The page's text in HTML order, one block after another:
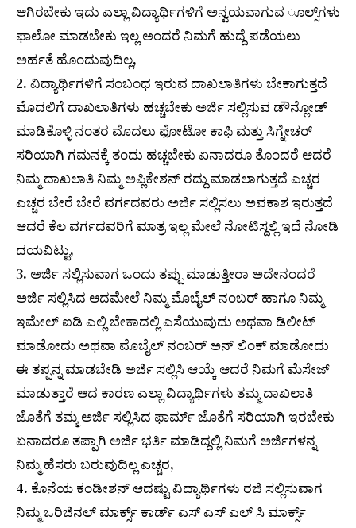
ಆಗಿರಬೇಕು ಇದು ಎಲ್ಲಾ ವಿದ್ಯಾರ್ಥಿಗಳಿಗೆ ಅನ್ವಯವಾಗುವ ೂಲ್ಸ್‌ಗಳು
ಫಾಲೋ ಮಾಡಬೇಕು ಇಲ್ಲ ಅಂದರೆ ನಿಮಗೆ ಹುದ್ದೆ ಪಡೆಯಲು
ಅರ್ಹತೆ ಹೊಂದುವುದಿಲ್ಲ,
2. ವಿದ್ಯಾರ್ಥಿಗಳಿಗೆ ಸಂಬಂಧ ಇರುವ ದಾಖಲಾತಿಗಳು ಬೇಕಾಗುತ್ತದೆ
ಮೊದಲಿಗೆ ದಾಖಲಾತಿಗಳು ಹಚ್ಚಬೇಕು ಅರ್ಜಿ ಸಲ್ಲಿಸುವ ಡೌನ್ಲೋಡ್
ಮಾಡಿಕೊಳ್ಳಿ ನಂತರ ಮೊದಲು ಫೋಟೋ ಕಾಫಿ ಮತ್ತು ಸಿಗ್ನೇಚರ್
ಸರಿಯಾಗಿ ಗಮನಕ್ಕೆ ತಂದು ಹಚ್ಚಬೇಕು ಏನಾದರೂ ತೊಂದರೆ ಆದರೆ
ನಿಮ್ಮ ದಾಖಲಾತಿ ನಿಮ್ಮ ಅಪ್ಲಿಕೇಶನ್ ರದ್ದು ಮಾಡಲಾಗುತ್ತದೆ ಎಚ್ಚರ
ಎಚ್ಚರ ಬೇರೆ ಬೇರೆ ವರ್ಗದವರು ಅರ್ಜಿ ಸಲ್ಲಿಸಲು ಅವಕಾಶ ಇರುತ್ತದೆ
ಆದರೆ ಕೆಲ ವರ್ಗದವರಿಗೆ ಮಾತ್ರ ಇಲ್ಲ ಮೇಲೆ ನೋಟಿಸ್ದಲ್ಲಿ ಇದೆ ನೋಡಿ
ದಯವಿಟ್ಟು,
3. ಅರ್ಜಿ ಸಲ್ಲಿಸುವಾಗ ಒಂದು ತಪ್ಪು ಮಾಡುತ್ತೀರಾ ಅದೇನಂದರೆ
ಅರ್ಜಿ ಸಲ್ಲಿಸಿದ ಆದಮೇಲೆ ನಿಮ್ಮ ಮೊಬೈಲ್ ನಂಬರ್ ಹಾಗೂ ನಿಮ್ಮ
ಇಮೇಲ್ ಐಡಿ ಎಲ್ಲಿ ಬೇಕಾದಲ್ಲಿ ಎಸೆಯುವುದು ಅಥವಾ ಡಿಲೀಟ್
ಮಾಡೋದು ಅಥವಾ ಮೊಬೈಲ್ ನಂಬರ್ ಅನ್ ಲಿಂಕ್ ಮಾಡೋದು
ಈ ತಪ್ಪನ್ನ ಮಾಡಬೇಡಿ ಅರ್ಜಿ ಸಲ್ಲಿಸಿ ಆಯ್ಕೆ ಆದರೆ ನಿಮಗೆ ಮೆಸೇಜ್
ಮಾಡುತ್ತಾರೆ ಆದ ಕಾರಣ ಎಲ್ಲಾ ವಿದ್ಯಾರ್ಥಿಗಳು ತಮ್ಮ ದಾಖಲಾತಿ
ಜೊತೆಗೆ ತಮ್ಮ ಅರ್ಜಿ ಸಲ್ಲಿಸಿದ ಫಾರ್ಮ್ ಜೊತೆಗೆ ಸರಿಯಾಗಿ ಇರಬೇಕು
ಏನಾದರೂ ತಪ್ಪಾಗಿ ಅರ್ಜಿ ಭರ್ತಿ ಮಾಡಿದ್ದಲ್ಲಿ ನಿಮಗೆ ಅರ್ಜಿಗಳನ್ನ
ನಿಮ್ಮ ಹೆಸರು ಬರುವುದಿಲ್ಲ ಎಚ್ಚರ,
4. ಕೊನೆಯ ಕಂಡೀಶನ್ ಆದಷ್ಟು ವಿದ್ಯಾರ್ಥಿಗಳು ರಜಿ ಸಲ್ಲಿಸುವಾಗ
ನಿಮ್ಮ ಒರಿಜಿನಲ್ ಮಾರ್ಕ್ಸ್ ಕಾರ್ಡ್ ಎಸ್ ಎಸ್ ಎಲ್ ಸಿ ಮಾರ್ಕ್ಸ್